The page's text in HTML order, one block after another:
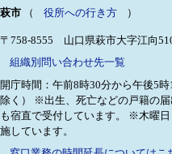
萩市 （ 役所への行き方 ）
〒758-8555 山口県萩市大字江向
組織別問い合わせ先一覧
開庁時間：午前8時30分から午後5
除く）
※出生、死亡などの戸籍の
も宿直で受付しています。
※木曜日
施しています。